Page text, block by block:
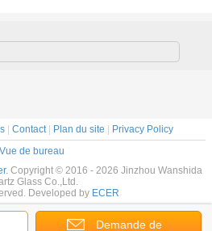
Demande de
Contact| Plan du site
Privacy Policy
Vue de bureau
Copyright © 2016 - 2026 Jinzhou Wanshida
Glass Co.,Ltd.
Developed by ECER